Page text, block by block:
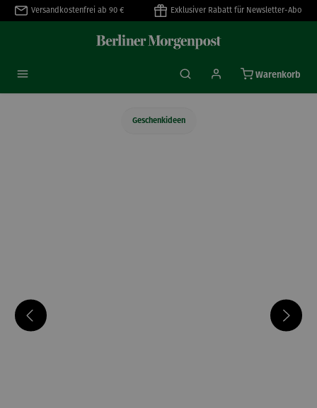
springen
Versandkostenfrei ab 90 € Exklusiver Rabatt für Newsletter-Abo
Warenkorb
Geschenkideen